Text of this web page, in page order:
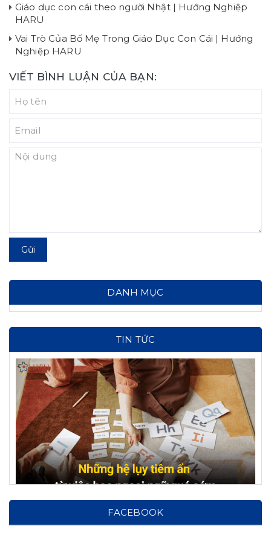
Giáo dục con cái theo người Nhật | Hướng Nghiệp
HARU
Vai Trò Của Bố Mẹ Trong Giáo Dục Con Cái | Hướng
Nghiệp HARU
VIẾT BÌNH LUẬN CỦA BẠN:
Gửi
DANH MỤC
TIN TỨC
báo cho phụ huynh!
FACEBOOK